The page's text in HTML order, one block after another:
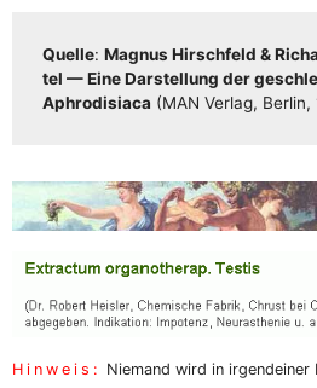
Quel­le: Magnus Hirsch­feld &
tel — Eine Dar­stel­lung der
Aphro­di­sia­ca (MAN Ver­lag, Ber­lin,
Hin­weis: Nie­mand wird in